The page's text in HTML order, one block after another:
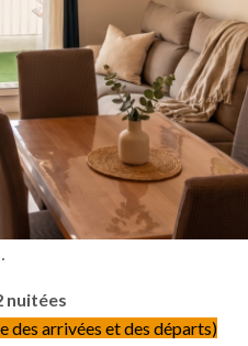
nuitées
des arrivées et des départs)